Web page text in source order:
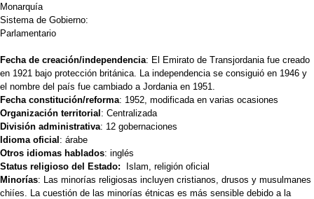
Monarquía
Sistema de Gobierno:
Parlamentario
Fecha de creación/independencia: El Emirato de Transjordania fue creado
en 1921 bajo protección británica. La independencia se consiguió en 1946 y
el nombre del país fue cambiado a Jordania en 1951.
Fecha constitución/reforma: 1952, modificada en varias ocasiones
Organización territorial : Centralizada
División administrativa: 12 gobernaciones
Idioma oficial : árabe
Otros idiomas hablados: inglés
Status religioso del Estado: Islam, religión oficial
Minorías: Las minorías religiosas incluyen cristianos, drusos y musulmanes
chiíes. La cuestión de las minorías étnicas es más sensible debido a la